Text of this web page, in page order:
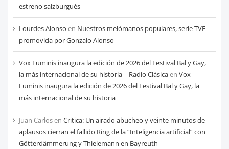
estreno salzburgués
Lourdes Alonso en Nuestros melómanos populares, serie TVE
promovida por Gonzalo Alonso
Vox Luminis inaugura la edición de 2026 del Festival Bal y Gay,
la más internacional de su historia – Radio Clásicaen Vox
Luminis inaugura la edición de 2026 del Festival Bal y Gay, la
más internacional de su historia
Juan Carlosen Critica: Un airado abucheo y veinte minutos de
aplausos cierran el fallido Ring de la “Inteligencia artificial” con
Götterdämmerung y Thielemann en Bayreuth